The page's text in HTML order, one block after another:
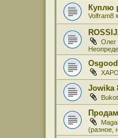
Куплю
Volfram8
Олег
Jowika
(разное,